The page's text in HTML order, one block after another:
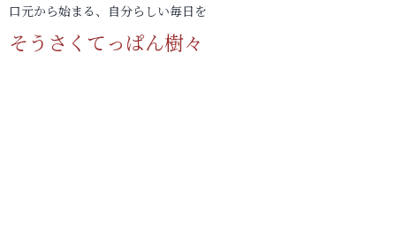
口元から始まる、自分らしい毎日を
そうさくてっぱん樹々